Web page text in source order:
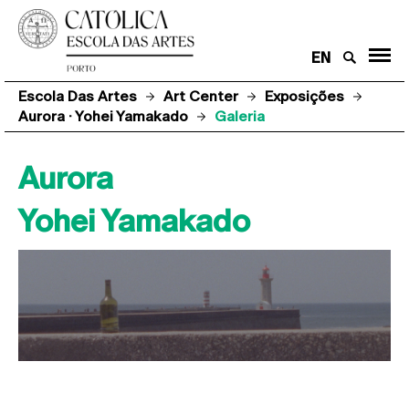
EN
Escola Das Artes Art Center
Exposições
Aurora · Yohei Yamakado
Galeria
Aurora
Yohei Yamakado